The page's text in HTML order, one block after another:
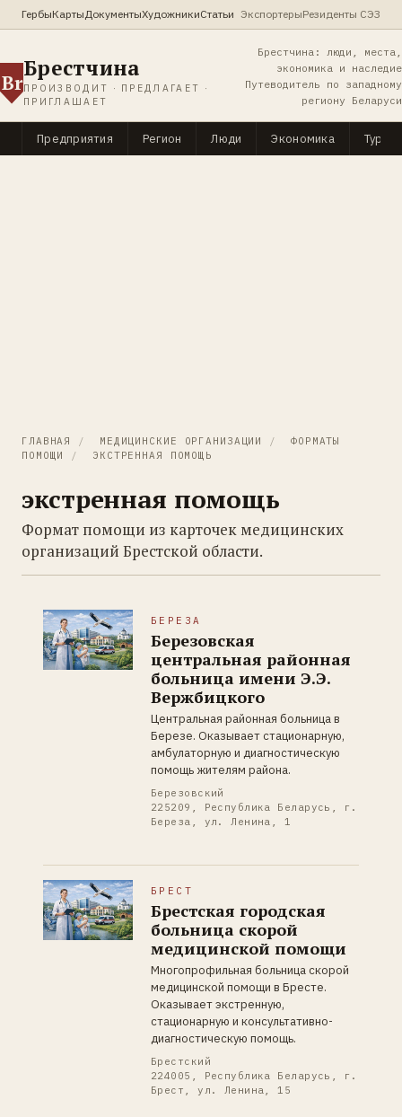
ГербыКартыДокументыХудожникиСтатьи ЭкспортерыРезиденты СЭЗ
Br
Брестчина
ПРОИЗВОДИТ · ПРЕДЛАГАЕТ ·
ПРИГЛАШАЕТ
Брестчина: люди, места,
экономика и наследие
Путеводитель по западному
региону Беларуси
Предприятия Регион Люди Экономика
ГЛАВНАЯ / МЕДИЦИНСКИЕ ОРГАНИЗАЦИИ /
ФОРМАТЫ
ПОМОЩИ
/ ЭКСТРЕННАЯ ПОМОЩЬ
экстренная помощь
Формат помощи из карточек медицинских
организаций Брестской области.
БЕРЕЗА
Березовская
центральная районная
больница имени Э.Э.
Вержбицкого
Центральная районная больница в
Березе. Оказывает стационарную,
амбулаторную и диагностическую
помощь жителям района.
Березовский
225209, Республика Беларусь, г.
Береза, ул. Ленина, 1
БРЕСТ
Брестская городская
больница скорой
медицинской помощи
Многопрофильная больница скорой
медицинской помощи в Бресте.
Оказывает экстренную,
стационарную и консультативно-
диагностическую помощь.
Брестский
224005, Республика Беларусь, г.
Брест, ул. Ленина, 15